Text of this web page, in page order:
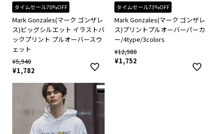
タイムセール70%OFF
Mark Gonzales(マーク ゴンザレ
ス)ビッグシルエット イラストバ
ックプリント プルオーバースウ
ェット
¥5,940
¥1,782
タイムセール73%OFF
Mark Gonzales(マーク ゴンザレ
ス)プリントプルオーバーパーカ
ー/4type/3colors
¥12,980
¥1,752